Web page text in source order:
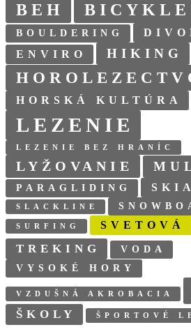
BEH
BICYKLE
BOULDERING
ENVIRO
HIKING
HORSKÁ KULTÚRA
LEZENIE
LEZENIE BEZ HRANÍC
LYŽOVANIE
PARAGLIDING
SLACKLINE
SURFING SVETOVÁ
TREKING
VODA
VYSOKÉ HORY
VZDUŠNÁ AKROBACIA
ŠKOLY ŠPORTOVÉ